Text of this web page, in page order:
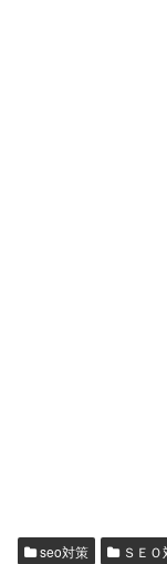
seo対策 ＳＥＯ